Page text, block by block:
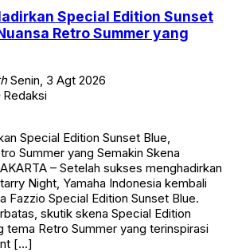
Special Edition Sunset
Retro Summer yang
Senin, 3 Agt 2026
Redaksi
Special Edition Sunset Blue,
Summer yang Semakin Skena
– Setelah sukses menghadirkan
Night, Yamaha Indonesia kembali
Fazzio Special Edition Sunset Blue.
skutik skena Special Edition
tema Retro Summer yang terinspirasi
[…]